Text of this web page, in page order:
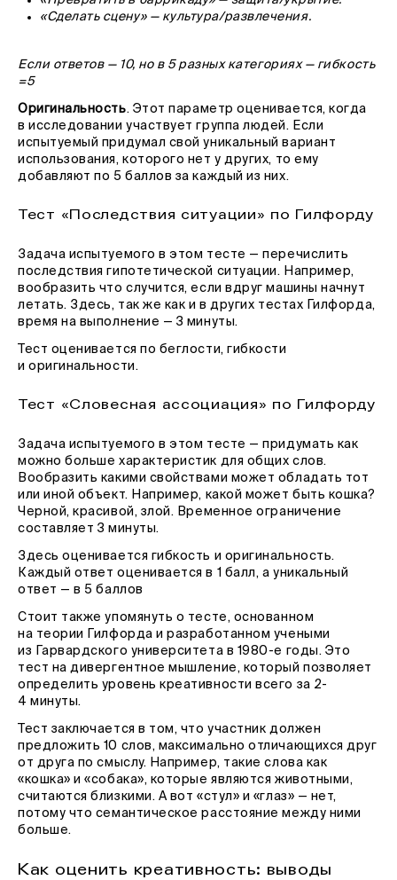
«Сделать сцену» — культура/развлечения.
Если ответов — 10, но в 5 разных категориях — гибкость
=5
Оригинальность. Этот параметр оценивается, когда
в исследовании участвует группа людей. Если
испытуемый придумал свой уникальный вариант
использования, которого нет у других, то ему
добавляют по 5 баллов за каждый из них.
Тест «Последствия ситуации» по Гилфорду
Задача испытуемого в этом тесте — перечислить
последствия гипотетической ситуации. Например,
вообразить что случится, если вдруг машины начнут
летать. Здесь, так же как и в других тестах Гилфорда,
время на выполнение — 3 минуты.
Тест оценивается по беглости, гибкости
и оригинальности.
Тест «Словесная ассоциация» по Гилфорду
Задача испытуемого в этом тесте — придумать как
можно больше характеристик для общих слов.
Вообразить какими свойствами может обладать тот
или иной объект. Например, какой может быть кошка?
Черной, красивой, злой. Временное ограничение
составляет 3 минуты.
Здесь оценивается гибкость и оригинальность.
Каждый ответ оценивается в 1 балл, а уникальный
ответ — в 5 баллов
Стоит также упомянуть о тесте, основанном
на теории Гилфорда и разработанном учеными
из Гарвардского университета в 1980-е годы. Это
тест на дивергентное мышление, который позволяет
определить уровень креативности всего за 2-
4 минуты.
Тест заключается в том, что участник должен
предложить 10 слов, максимально отличающихся друг
от друга по смыслу. Например, такие слова как
«кошка» и «собака», которые являются животными,
считаются близкими. А вот «стул» и «глаз» — нет,
потому что семантическое расстояние между ними
больше.
Как оценить креативность: выводы